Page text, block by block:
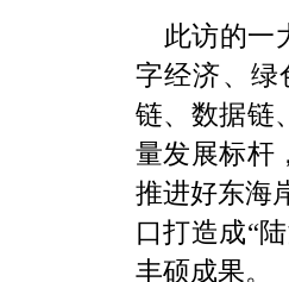
此访的一
字经济、绿
链、数据链
量发展标杆
推进好东海
口打造成“
丰硕成果。